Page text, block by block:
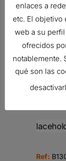
Ref:
Ref:
enlaces a
etc. El objetivo
web a su
ofrecidos
notablemente.
qué son las